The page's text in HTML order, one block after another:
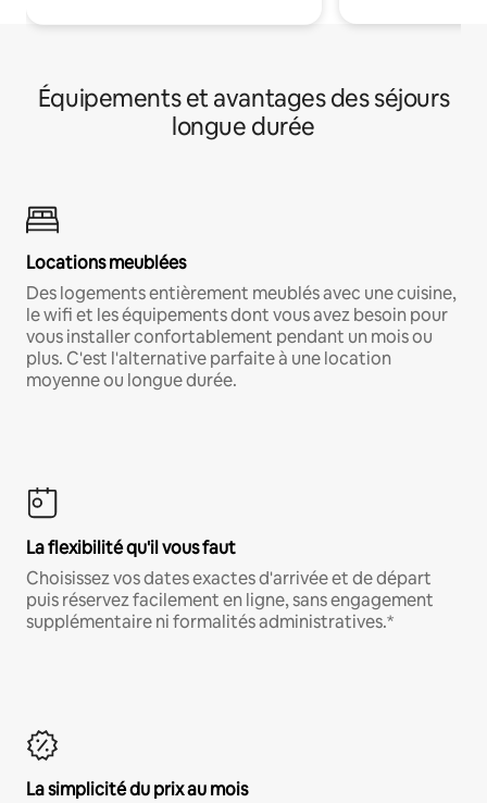
Équipements et avantages des séjours
longue durée
Locations meublées
Des logements entièrement meublés avec une cuisine,
le wifi et les équipements dont vous avez besoin pour
vous installer confortablement pendant un mois ou
plus. C'est l'alternative parfaite à une location
moyenne ou longue durée.
La flexibilité qu'il vous faut
Choisissez vos dates exactes d'arrivée et de départ
puis réservez facilement en ligne, sans engagement
supplémentaire ni formalités administratives.*
La simplicité du prix au mois